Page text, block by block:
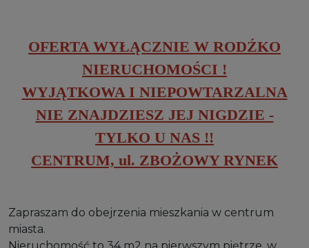
OFERTA WYŁĄCZNIE W RODŹKO
NIERUCHOMOŚCI !
WYJĄTKOWA I NIEPOWTARZALNA
NIE ZNAJDZIESZ JEJ NIGDZIE -
TYLKO U NAS !!
CENTRUM, ul. ZBOŻOWY RYNEK
Zapraszam do obejrzenia mieszkania w centrum
miasta.